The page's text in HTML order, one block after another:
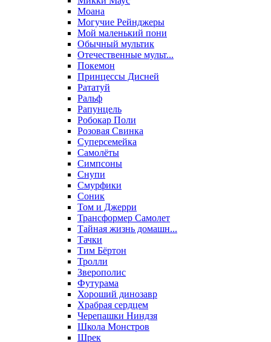
Моана
Могучие Рейнджеры
Мой маленький пони
Обычный мультик
Отечественные мульт...
Покемон
Принцессы Дисней
Рататуй
Ральф
Рапунцель
Робокар Поли
Розовая Свинка
Суперсемейка
Самолёты
Симпсоны
Снупи
Смурфики
Соник
Том и Джерри
Трансформер Самолет
Тайная жизнь домашн...
Тачки
Тим Бёртон
Тролли
Зверополис
Футурама
Хороший динозавр
Храбрая сердцем
Черепашки Ниндзя
Школа Монстров
Шрек